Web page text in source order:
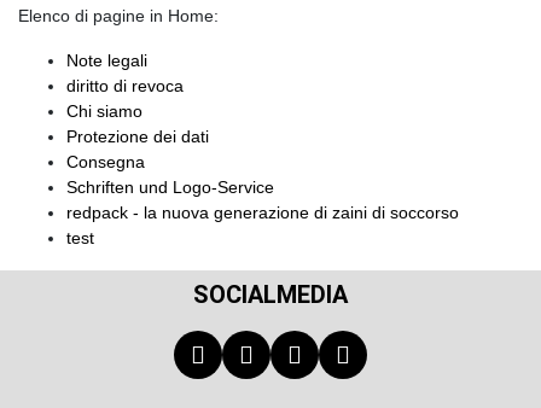
Elenco di pagine in Home:
Note legali
diritto di revoca
Chi siamo
Protezione dei dati
Consegna
Schriften und Logo-Service
redpack - la nuova generazione di zaini di soccorso
test
SOCIALMEDIA